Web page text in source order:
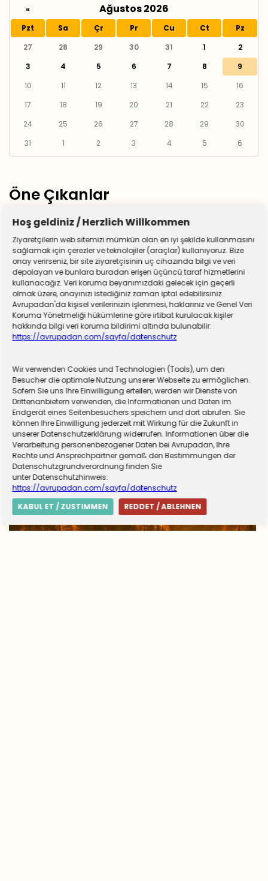
« Ağustos 2026
Pzt Sa Çr Pr Cu Ct
Pz
27
28 29 30 31 1
2
3
4 5 6 7 8
9
10
11 12 13 14 15
16
17
18 19 20 21 22
23
24
25 26 27 28 29
30
31
1 2 3 4 5 6
Öne Çıkanlar
Almanya zorunlu askerliğe hazırlanıyor! Sivil
hizmet için düğmeye basıldı
Hoş geldiniz / Herzlich Willkommen
Ziyaretçilerin web sitemizi mümkün olan en iyi şekilde kullanmasını
sağlamak için çerezler ve teknolojiler (araçlar) kullanıyoruz. Bize
onay verirseniz, bir site ziyaretçisinin uç cihazında bilgi ve veri
depolayan ve bunlara buradan erişen üçüncü taraf hizmetlerini
kullanacağız. Veri koruma beyanımızdaki gelecek için geçerli
olmak üzere, onayınızı istediğiniz zaman iptal edebilirsiniz.
Avrupadan'da kişisel verilerinizin işlenmesi, haklarınız ve Genel Veri
Koruma Yönetmeliği hükümlerine göre irtibat kurulacak kişiler
hakkında bilgi veri koruma bildirimi altında bulunabilir:
https://avrupadan.com/sayfa/datenschutz
Wir verwenden Cookies und Technologien (Tools), um den
Besucher die optimale Nutzung unserer Webseite zu ermöglichen.
Sofern Sie uns Ihre Einwilligung erteilen, werden wir Dienste von
Drittenanbietern verwenden, die Informationen und Daten im
Endgerät eines Seitenbesuchers speichern und dort abrufen. Sie
können Ihre Einwilligung jederzeit mit Wirkung für die Zukunft in
unserer Datenschutzerklärung widerrufen. Informationen über die
Verarbeitung personenbezogener Daten bei Avrupadan, Ihre
Rechte und Ansprechpartner gemäß den Bestimmungen der
Datenschutzgrundverordnung finden Sie
unter Datenschutzhinweis:
https://avrupadan.com/sayfa/datenschutz
KABUL ET / ZUSTIMMEN
REDDET / ABLEHNEN